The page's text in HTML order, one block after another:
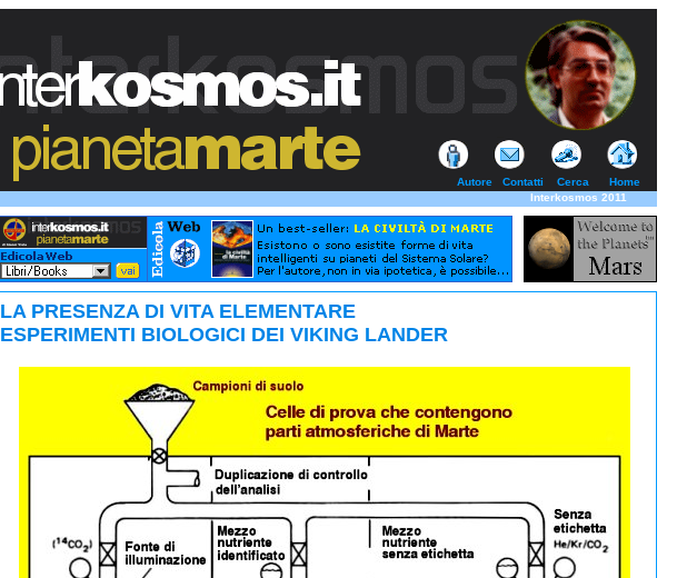
Autore Contatti Cerca
Home
Interkosmos 2011
LA PRESENZA DI VITA ELEMENTARE
ESPERIMENTI BIOLOGICI DEI VIKING LANDER